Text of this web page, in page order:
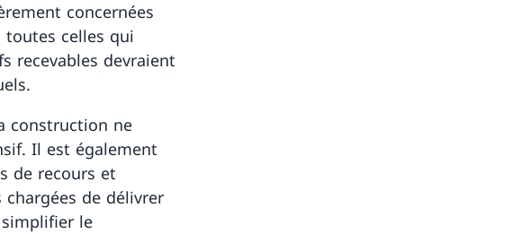
concernées
celles qui
recevables devraient
construction ne
Il est également
de recours et
de délivrer
le